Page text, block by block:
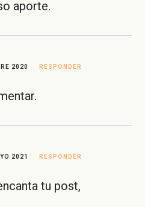
aporte.
2020 RESPONDER
2021 RESPONDER
tu post,